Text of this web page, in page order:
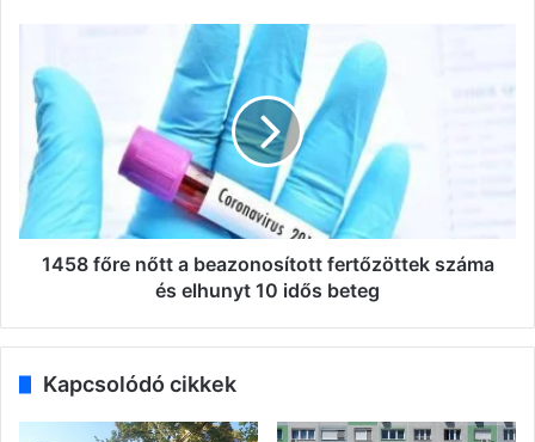
nőtt
beazonosított
fertőzöttek
száma
és
elhunyt
1458 főre nőtt a beazonosított fertőzöttek száma
és elhunyt 10 idős beteg
Kapcsolódó cikkek